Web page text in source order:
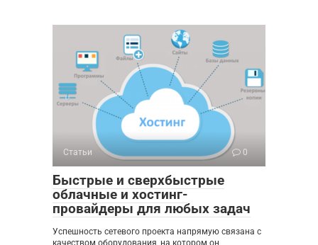
Статьи 0
Быстрые и сверхбыстрые
облачные и хостинг-
провайдеры для любых задач
Успешность сетевого проекта напрямую связана с
качеством оборудования, на котором он